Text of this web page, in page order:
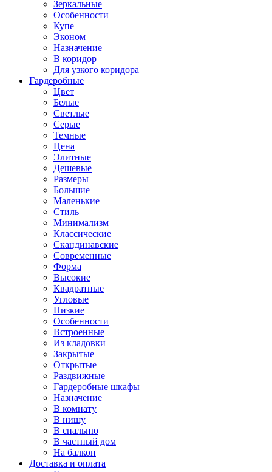
Зеркальные
Особенности
Купе
Эконом
Назначение
В коридор
Для узкого коридора
Гардеробные
Цвет
Белые
Светлые
Серые
Темные
Цена
Элитные
Дешевые
Размеры
Большие
Маленькие
Стиль
Минимализм
Классические
Скандинавские
Современные
Форма
Высокие
Квадратные
Угловые
Низкие
Особенности
Встроенные
Из кладовки
Закрытые
Открытые
Раздвижные
Гардеробные шкафы
Назначение
В комнату
В нишу
В спальню
В частный дом
На балкон
Доставка и оплата